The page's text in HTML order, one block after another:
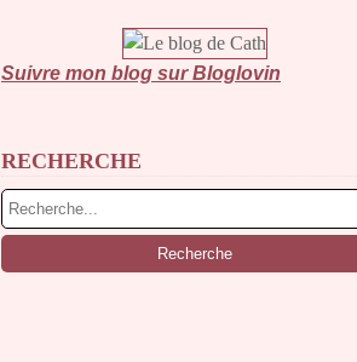
Suivre mon blog sur Bloglovin
RECHERCHE